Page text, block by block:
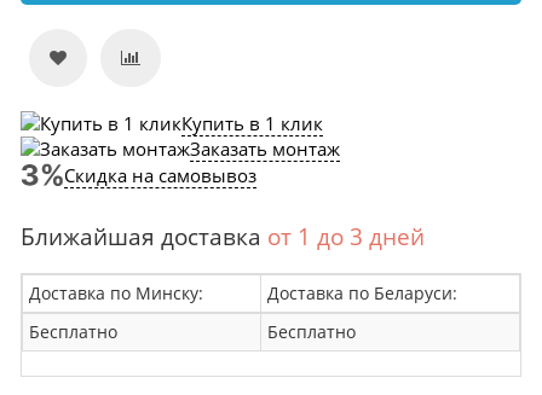
Купить в 1 клик
Заказать монтаж
Скидка на самовывоз
Ближайшая доставка от 1 до 3 дней
Доставка по Минску:
Доставка по Беларуси:
Бесплатно
Бесплатно